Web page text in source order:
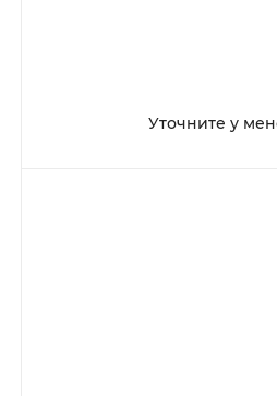
Уточните у